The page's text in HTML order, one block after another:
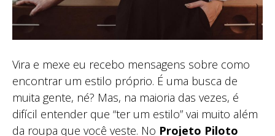
Vira e mexe eu recebo mensagens sobre como
encontrar um estilo próprio. É uma busca de
muita gente, né? Mas, na maioria das vezes, é
difícil entender que “ter um estilo” vai muito além
da roupa que você veste. No Projeto Piloto